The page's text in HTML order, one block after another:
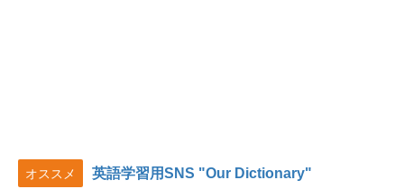
オススメ 英語学習用SNS "Our Dictionary"